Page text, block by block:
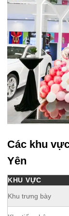
Các khu
Yên
KHU VỰC
Khu trưng bày